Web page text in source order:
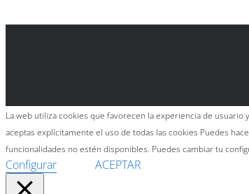
La web utiliza cookies que favorecen la experiencia de
aceptas explícitamente el uso de todas las cookies Puedes
funcionalidades no estén disponibles. Puedes cambiar tu
Configurar ACEPTAR